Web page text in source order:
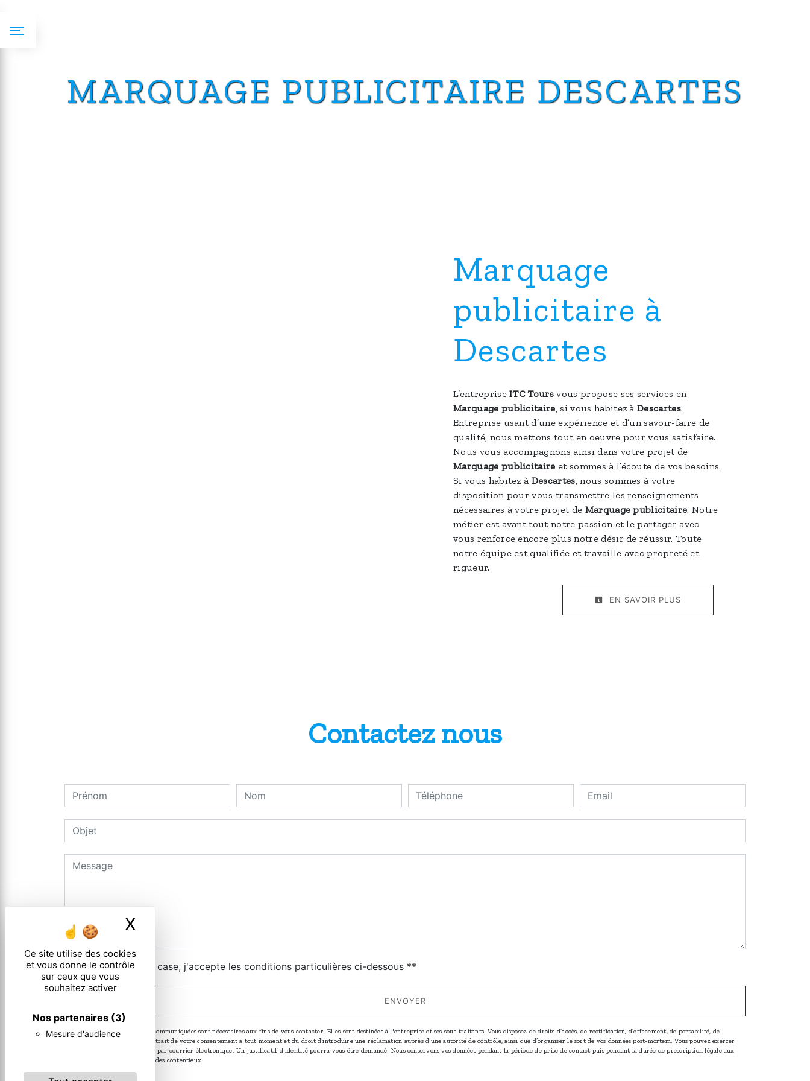
Ce site utilise des cookies
et vous donne le contrôle
sur ceux que vous
souhaitez activer
Nos partenaires (3)
Mesure d'audience
X
MARQUAGE PUBLICITAIRE DESCARTES
Marquage
publicitaire à
Descartes
L’entrepriseITC Tours vous propose ses services en
Marquage publicitaire, si vous habitez àDescartes.
Entreprise usant d’une expérience et d’un savoir-faire de
qualité, nous mettons tout en oeuvre pour vous satisfaire.
Nous vous accompagnons ainsi dans votre projet de
Marquage publicitaire et sommes à l’écoute de vos besoins.
Si vous habitez à Descartes, nous sommes à votre
disposition pour vous transmettre les renseignements
nécessaires à votre projet de Marquage publicitaire. Notre
métier est avant tout notre passion et le partager avec
vous renforce encore plus notre désir de réussir. Toute
notre équipe est qualifiée et travaille avec propreté et
rigueur.
EN SAVOIR PLUS
Contactez nous
En cochant cette case, j'accepte les conditions particulières ci-dessous **
ENVOYER
** Les données personnelles communiquées sont nécessaires aux fins de vous contacter. Elles sont destinées à l'entreprise et ses sous-traitants. Vous disposez de droits d’accès, de rectification, d’effacement, de portabilité, de
limitation, d’opposition, de retrait de votre consentement à tout moment et du droit d’introduire une réclamation auprès d’une autorité de contrôle, ainsi que d’organiser le sort de vos données post-mortem. Vous pouvez exercer
ces droits par voie postale ou par courrier électronique. Un justificatif d'identité pourra vous être demandé. Nous conservons vos données pendant la période de prise de contact puis pendant la durée de prescription légale aux
fins probatoire et de gestion des contentieux.